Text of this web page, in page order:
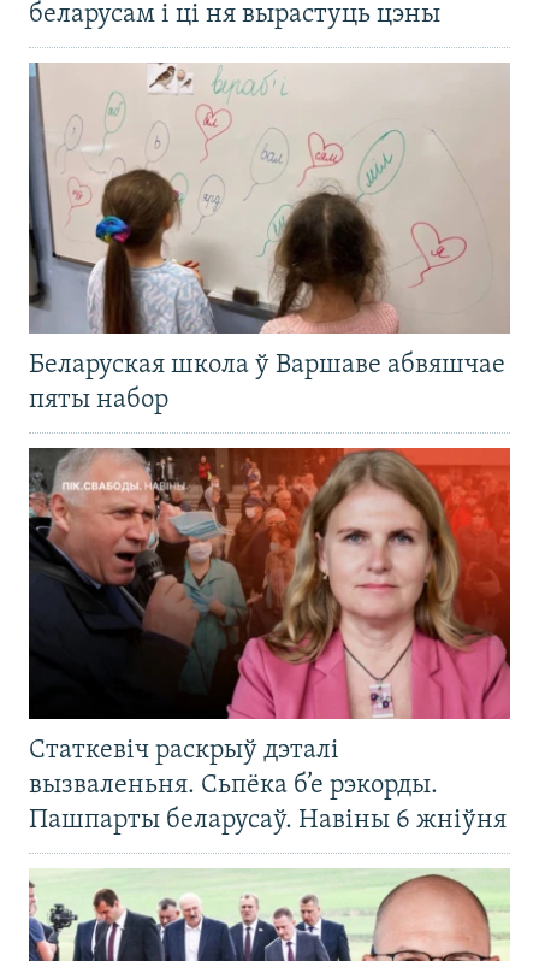
беларусам і ці ня вырастуць цэны
Беларуская школа ў Варшаве абвяшчае
пяты набор
Статкевіч раскрыў дэталі
вызваленьня. Сьпёка б’е рэкорды.
Пашпарты беларусаў. Навіны 6 жніўня